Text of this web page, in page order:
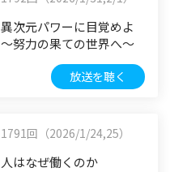
異次元パワーに目覚めよ
～努力の果ての世界へ～
放送を聴く
1791回（2026/1/24,25）
人はなぜ働くのか